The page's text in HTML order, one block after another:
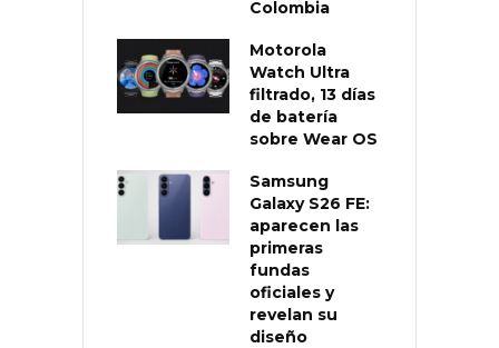
Colombia
Motorola
Watch Ultra
filtrado, 13 días
de batería
sobre Wear OS
Samsung
Galaxy S26 FE:
aparecen las
primeras
fundas
oficiales y
revelan su
diseño